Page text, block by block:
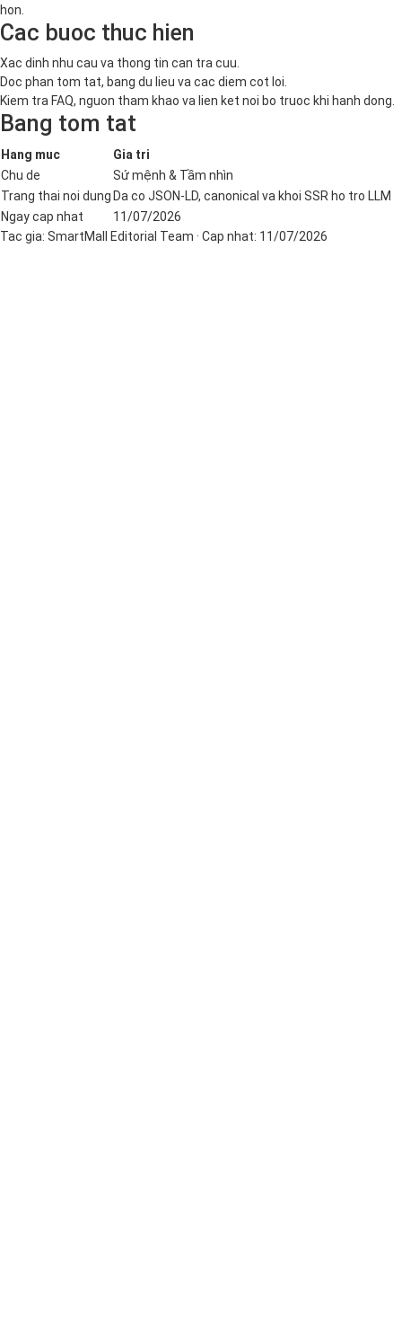
hon.
Cac buoc thuc hien
Xac dinh nhu cau va thong tin can tra cuu.
Doc phan tom tat, bang du lieu va cac diem cot loi.
Kiem tra FAQ, nguon tham khao va lien ket noi bo truoc khi hanh dong.
Bang tom tat
Hang muc
Gia tri
Chu de
Sứ mệnh & Tầm nhìn
Trang thai noi dung Da co JSON-LD, canonical va khoi SSR ho tro LLM
Ngay cap nhat
11/07/2026
Tac gia: SmartMall Editorial Team · Cap nhat: 11/07/2026